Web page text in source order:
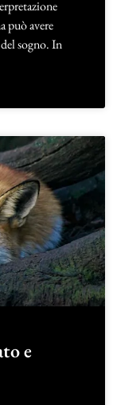
può avere
sogno. In
e